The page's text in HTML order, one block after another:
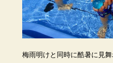
梅雨明けと同時に酷暑に見舞